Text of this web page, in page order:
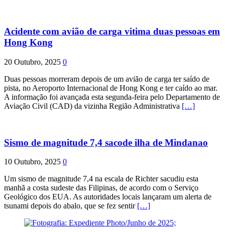
Acidente com avião de carga vitima duas pessoas em
Hong Kong
20 Outubro, 2025 0
Duas pessoas morreram depois de um avião de carga ter saído de
pista, no Aeroporto Internacional de Hong Kong e ter caído ao mar.
A informação foi avançada esta segunda-feira pelo Departamento de
Aviação Civil (CAD) da vizinha Região Administrativa […]
Sismo de magnitude 7,4 sacode ilha de Mindanao
10 Outubro, 2025 0
Um sismo de magnitude 7,4 na escala de Richter sacudiu esta
manhã a costa sudeste das Filipinas, de acordo com o Serviço
Geológico dos EUA. As autoridades locais lançaram um alerta de
tsunami depois do abalo, que se fez sentir […]